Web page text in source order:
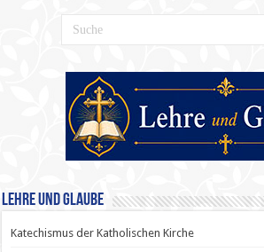
Lehre und Glaube
Katechismus der Katholischen Kirche